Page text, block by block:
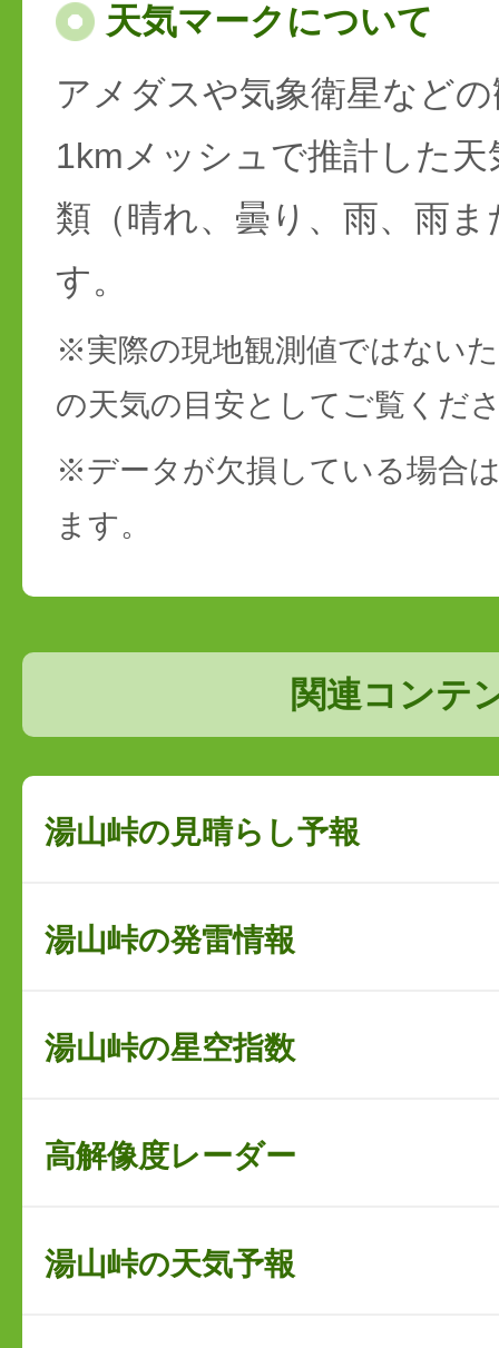
天気マークについて
アメダスや気象衛星など
1kmメッシュで推計した
類（晴れ、曇り、雨、雨
す。
※実際の現地観測値ではない
の天気の目安としてご覧くだ
※データが欠損している場合
ます。
関連コンテ
湯山峠の見晴らし予報
湯山峠の発雷情報
湯山峠の星空指数
高解像度レーダー
湯山峠の天気予報